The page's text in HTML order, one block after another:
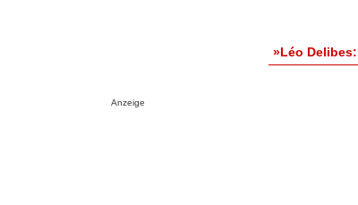
»Léo
Anzeige